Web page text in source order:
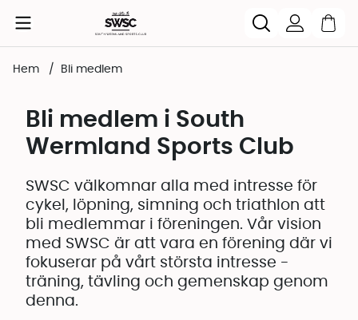
Hem Bli medlem
Bli medlem i South
Wermland Sports Club
SWSC välkomnar alla med intresse för
cykel, löpning, simning och triathlon att
bli medlemmar i föreningen. Vår vision
med SWSC är att vara en förening där vi
fokuserar på vårt största intresse -
träning, tävling och gemenskap genom
denna.